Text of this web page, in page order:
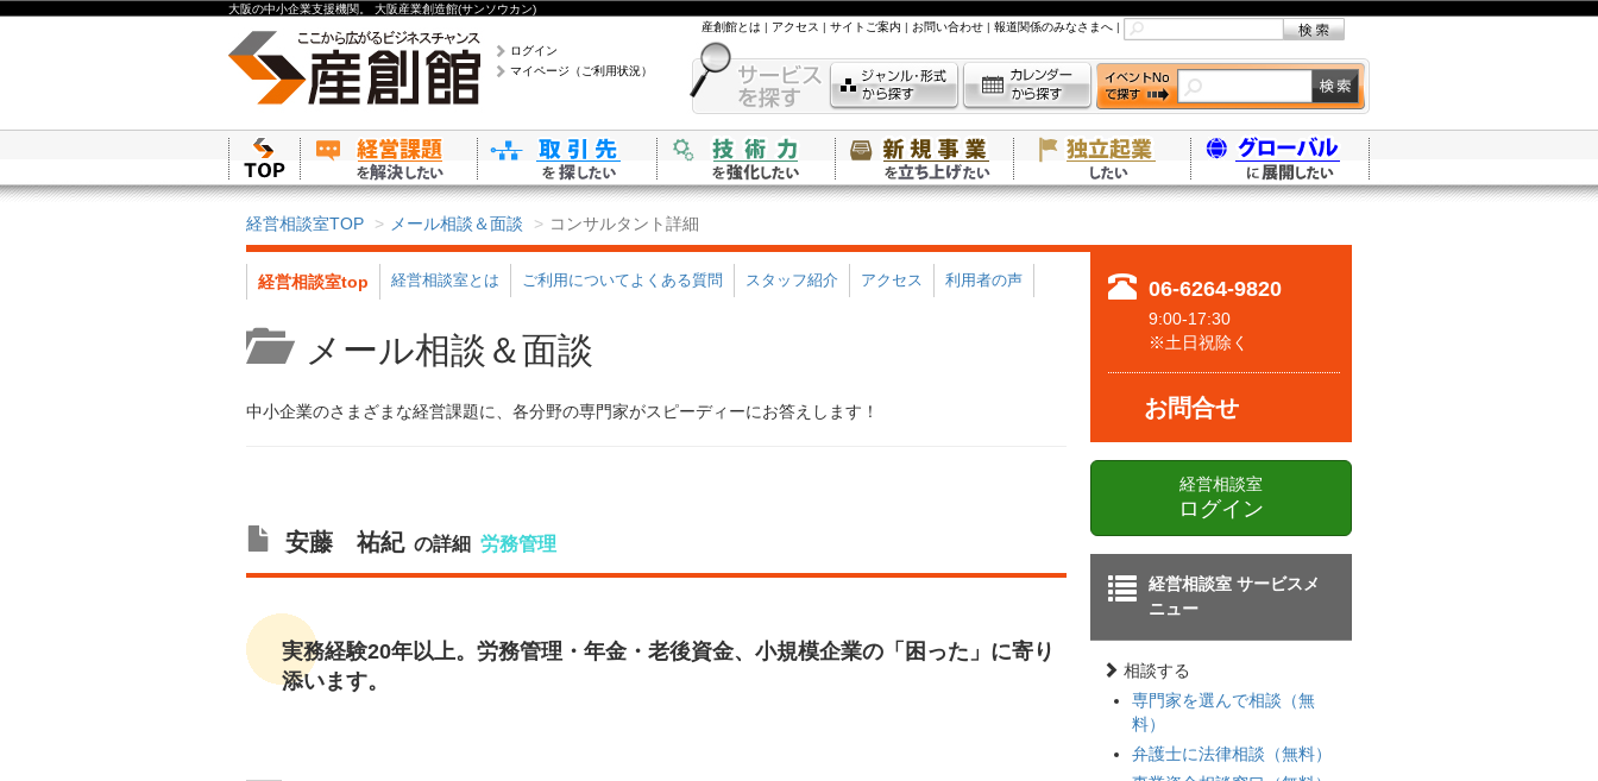
大阪の中小企業支援機関。 大阪産業創造館(サンソウカン)
ログイン
マイページ（ご利用状況）
産創館とは | アクセス | サイトご案内 | お問い合わせ | 報道関係のみなさまへ |
経営相談室TOP メール相談＆面談 コンサルタント詳細
経営相談室top 経営相談室とは ご利用についてよくある質問 スタッフ紹介 アクセス 利用者の声
メール相談＆面談
中小企業のさまざまな経営課題に、各分野の専門家がスピーディーにお答えします！
安藤 祐紀 の詳細 労務管理
実務経験20年以上。労務管理・年金・老後資金、小規模企業の「困った」に寄り
添います。
06-6264-9820
9:00-17:30
※土日祝除く
お問合せ
経営相談室
ログイン
経営相談室 サービスメ
ニュー
相談する
専門家を選んで相談（無
料）
弁護士に法律相談（無料）